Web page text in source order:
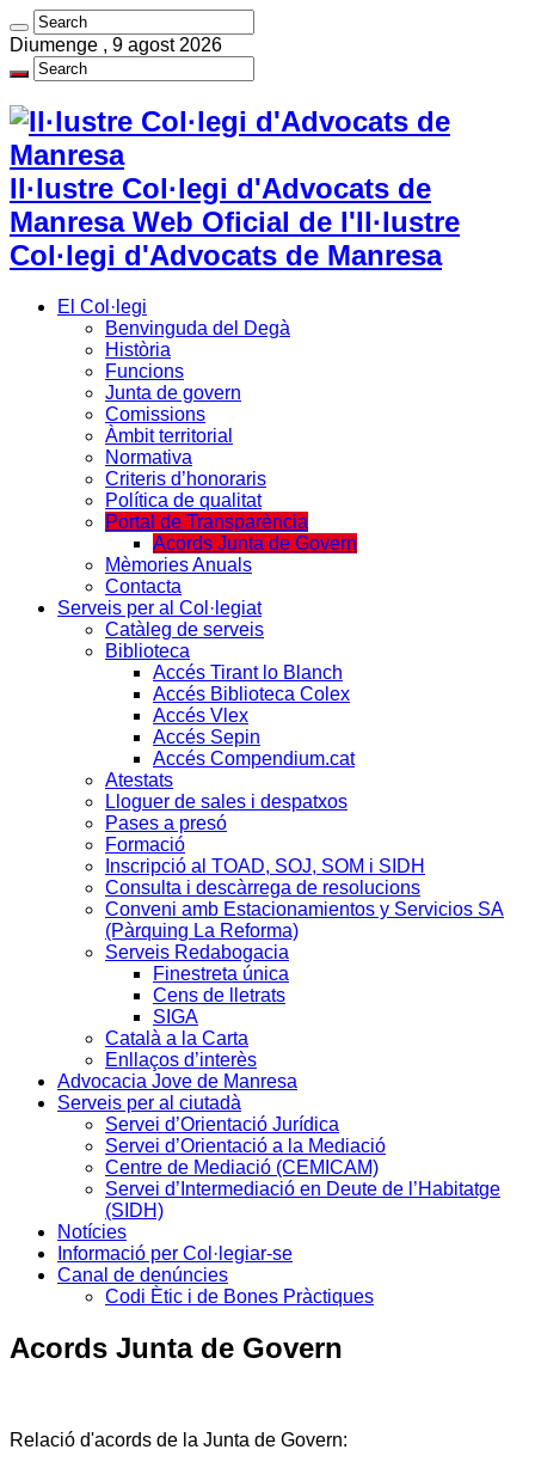
Diumenge , 9 agost 2026
Il·lustre Col·legi d'Advocats de
Manresa Web Oficial de l'Il·lustre
Col·legi d'Advocats de Manresa
El Col·legi
Benvinguda del Degà
Història
Funcions
Junta de govern
Comissions
Àmbit territorial
Normativa
Criteris d’honoraris
Política de qualitat
Portal de Transparència
Acords Junta de Govern
Mèmories Anuals
Contacta
Serveis per al Col·legiat
Catàleg de serveis
Biblioteca
Accés Tirant lo Blanch
Accés Biblioteca Colex
Accés Vlex
Accés Sepin
Accés Compendium.cat
Atestats
Lloguer de sales i despatxos
Pases a presó
Formació
Inscripció al TOAD, SOJ, SOM i SIDH
Consulta i descàrrega de resolucions
Conveni amb Estacionamientos y Servicios SA
(Pàrquing La Reforma)
Serveis Redabogacia
Finestreta única
Cens de lletrats
SIGA
Català a la Carta
Enllaços d’interès
Advocacia Jove de Manresa
Serveis per al ciutadà
Servei d’Orientació Jurídica
Servei d’Orientació a la Mediació
Centre de Mediació (CEMICAM)
Servei d’Intermediació en Deute de l’Habitatge
(SIDH)
Notícies
Informació per Col·legiar-se
Canal de denúncies
Codi Ètic i de Bones Pràctiques
Acords Junta de Govern
Relació d'acords de la Junta de Govern: